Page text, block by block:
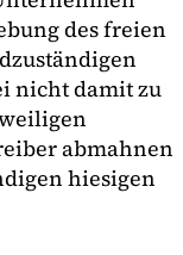
des freien
nicht damit zu
abmahnen
hiesigen